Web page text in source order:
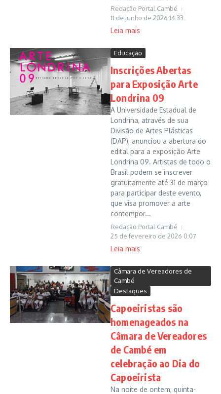
Redação Portal Cambé
11 de junho de 2026 14:33
Leia mais
Educação
Inscrições Abertas
para Exposição Arte
Londrina 09
A Universidade Estadual de
Londrina, através de sua
Divisão de Artes Plásticas
(DAP), anunciou a abertura do
edital para a exposição Arte
Londrina 09. Artistas de todo o
Brasil podem se inscrever
gratuitamente até 31 de março
para participar deste evento,
que visa promover a arte
contempor...
Redação Portal Cambé
25 de fevereiro de 2026 0:07
Leia mais
Câmara de Vereadores de
Cambé
Destaques
Capoeiristas são
homenageados na
Câmara de Vereadores
de Cambé em
celebração ao Dia do
Capoeirista
Na noite de ontem, quinta-